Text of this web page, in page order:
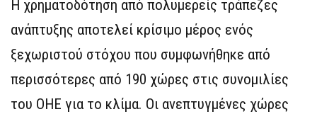
Η χρηματοδότηση από πολυμερείς τράπεζες
ανάπτυξης αποτελεί κρίσιμο μέρος ενός
ξεχωριστού στόχου που συμφωνήθηκε από
περισσότερες από 190 χώρες στις συνομιλίες
του ΟΗΕ για το κλίμα. Οι ανεπτυγμένες χώρες